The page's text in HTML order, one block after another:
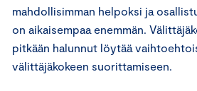
mahdollisimman helpoksi ja
on aikaisempaa enemmän.
pitkään halunnut löytää
välittäjäkokeen suorittamiseen.